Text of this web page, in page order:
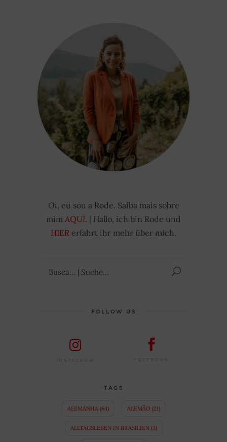
Oi, eu sou a Rode. Saiba mais sobre
mim AQUI. | Hallo, ich bin Rode und
HIER erfahrt ihr mehr über mich.
FOLLOW US
INSTAGRAM FACEBOOK
TAGS
ALEMANHA (64) ALEMÃO (21)
ALLTAGSLEBEN IN BRASILIEN(3)